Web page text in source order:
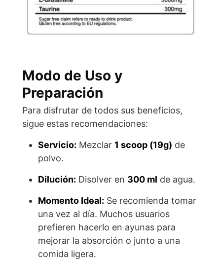
Modo de Uso y
Preparación
Para disfrutar de todos sus beneficios,
sigue estas recomendaciones:
Servicio: Mezclar 1 scoop (19g) de
polvo.
Dilución: Disolver en 300 ml de agua.
Momento Ideal: Se recomienda tomar
una vez al día. Muchos usuarios
prefieren hacerlo en ayunas para
mejorar la absorción o junto a una
comida ligera.